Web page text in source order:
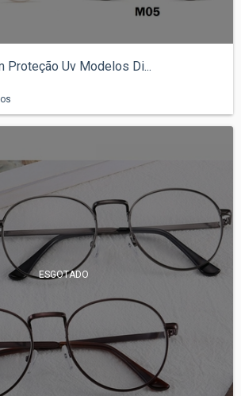
Proteção Uv Modelos Di...
ESGOTADO